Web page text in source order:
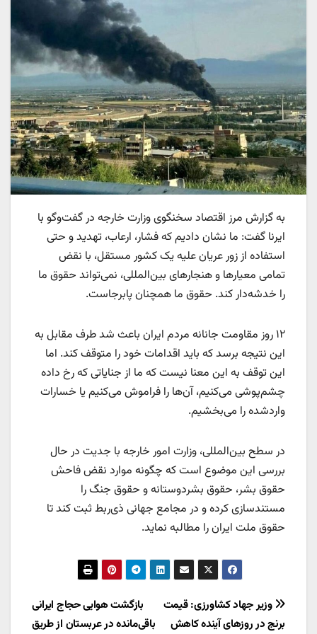
به گزارش مرز اقتصاد سخنگوی وزارت خارجه در گفت‌وگو با
ایرنا گفت: ما نشان دادیم که فشار، ارعاب، تهدید و حتی
استفاده از زور عریان علیه یک کشور مستقل، با نقض
تمامی معیارها و هنجارهای بین‌المللی، نمی‌تواند حقوق ما
را خدشه‌دار کند. حقوق ما همچنان پابرجاست.
۱۲ روز مقاومت جانانه مردم ایران باعث شد طرف مقابل به
این نتیجه برسد که باید اقدامات خود را متوقف کند. اما
این توقف به این معنا نیست که ما از جنایاتی که رخ داده
چشم‌پوشی می‌کنیم، آن‌ها را فراموش می‌کنیم یا خسارات
واردشده را می‌بخشیم.
در سطح بین‌المللی، وزارت امور خارجه با جدیت در حال
بررسی این موضوع است که چگونه موارد نقض فاحش
حقوق بشر، حقوق بشردوستانه و حقوق جنگ را
مستندسازی کرده و در مجامع جهانی ذی‌ربط ثبت کند تا
حقوق ملت ایران را مطالبه نماید.
راهبری
بازگشت هوایی حجاج ایرانی
باقی‌مانده در عربستان از طریق
وزیر جهاد کشاورزی: قیمت
برنج در روزهای آینده کاهش